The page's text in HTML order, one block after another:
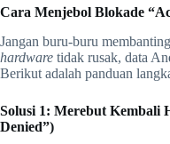
Cara Menjebol Blokade
Jangan buru-buru
hardware tidak rusak, data
Berikut adalah panduan
Solusi 1: Merebut Kembali
Denied”)